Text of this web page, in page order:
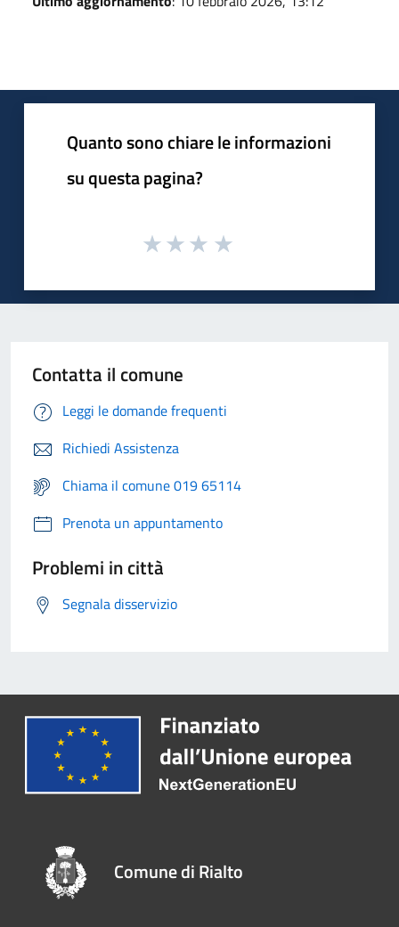
Quanto sono chiare le informazioni
su questa pagina?
Contatta il comune
Leggi le domande frequenti
Richiedi Assistenza
Chiama il comune 019 65114
Prenota un appuntamento
Problemi in città
Segnala disservizio
Comune di Rialto